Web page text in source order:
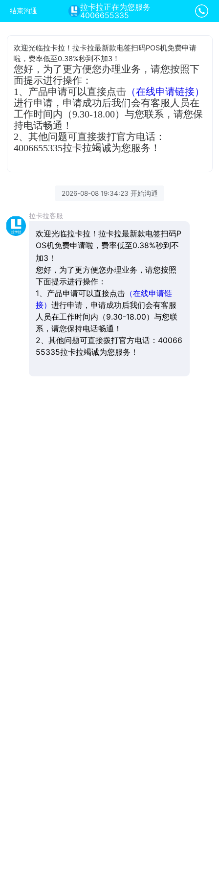
结束沟通
拉卡拉正在为您服务
4006655335
欢迎光临拉卡拉！拉卡拉最新款电签扫码POS机免费申请
啦，费率低至0.38%秒到不加3！
您好，为了更方便您办理业务，请您按照下
面提示进行操作：
1、产品申请可以直接点击 （在线申请链接）
进行申请，申请成功后我们会有客服人员在
工作时间内（9.30-18.00）与您联系，请您保
持电话畅通！
2、其他问题可直接拨打官方电话：
4006655335拉卡拉竭诚为您服务！
2026-08-08 19:34:23 开始沟通
拉卡拉客服
欢迎光临拉卡拉！拉卡拉最新款电签扫码P
OS机免费申请啦，费率低至0.38%秒到不
加3！
您好，为了更方便您办理业务，请您按照
下面提示进行操作：
1、产品申请可以直接点击（在线申请链
接） 进行申请，申请成功后我们会有客服
人员在工作时间内（9.30-18.00）与您联
系，请您保持电话畅通！
2、其他问题可直接拨打官方电话：40066
55335拉卡拉竭诚为您服务！